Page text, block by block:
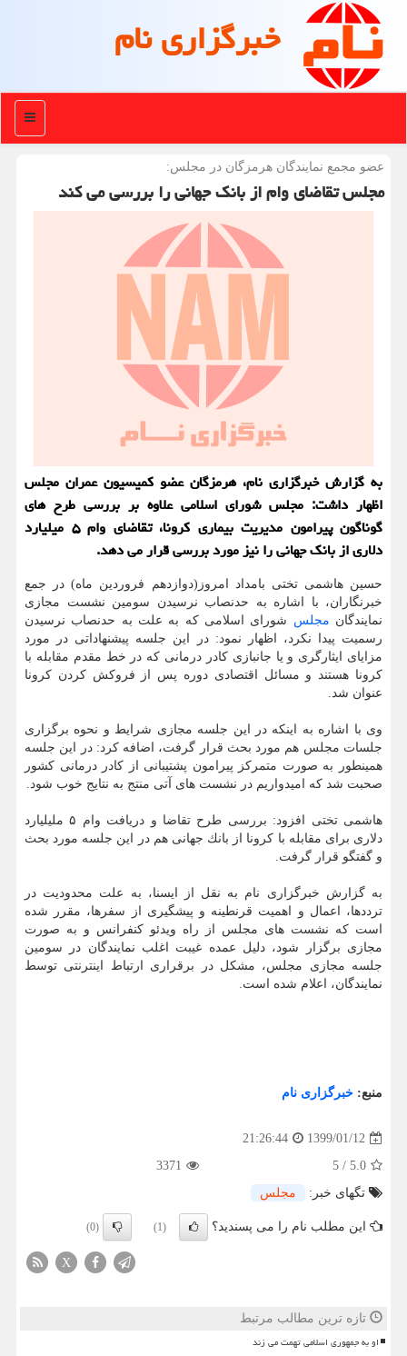
خبرگزاری نام
منو
عضو مجمع نمایندگان هرمزگان در مجلس:
مجلس تقاضای وام از بانك جهانی را بررسی می كند
به گزارش خبرگزاری نام، هرمزگان عضو كمیسیون عمران مجلس
اظهار داشت: مجلس شورای اسلامی علاوه بر بررسی طرح های
گوناگون پیرامون مدیریت بیماری كرونا، تقاضای وام ۵ میلیارد
دلاری از بانك جهانی را نیز مورد بررسی قرار می دهد.
حسین هاشمی تختی بامداد امروز(دوازدهم فروردین ماه) در جمع
خبرنگاران، با اشاره به حدنصاب نرسیدن سومین نشست مجازی
نمایندگان مجلس شورای اسلامی كه به علت به حدنصاب نرسیدن
رسمیت پیدا نكرد، اظهار نمود: در این جلسه پیشنهاداتی در مورد
مزایای ایثارگری و یا جانبازی كادر درمانی كه در خط مقدم مقابله با
كرونا هستند و مسائل اقتصادی دوره پس از فروكش كردن كرونا
عنوان شد.
وی با اشاره به اینكه در این جلسه مجازی شرایط و نحوه برگزاری
جلسات مجلس هم مورد بحث قرار گرفت، اضافه كرد: در این جلسه
همینطور به صورت متمركز پیرامون پشتیبانی از كادر درمانی كشور
صحبت شد كه امیدواریم در نشست های آتی منتج به نتایج خوب شود.
هاشمی تختی افزود: بررسی طرح تقاضا و دریافت وام ۵ ملیلیارد
دلاری برای مقابله با كرونا از بانك جهانی هم در این جلسه مورد بحث
و گفتگو قرار گرفت.
به گزارش خبرگزاری نام به نقل از ایسنا، به علت محدودیت در
ترددها، اعمال و اهمیت قرنطینه و پیشگیری از سفرها، مقرر شده
است كه نشست های مجلس از راه ویدئو كنفرانس و به صورت
مجازی برگزار شود، دلیل عمده غیبت اغلب نمایندگان در سومین
جلسه مجازی مجلس، مشكل در برقراری ارتباط اینترنتی توسط
نمایندگان، اعلام شده است.
منبع: خبرگزاری نام
1399/01/12
21:26:44
5.0
/
5
3371
تگهای خبر:
مجلس
این مطلب نام را می پسندید؟ (1)
(0)
X
تازه ترین مطالب مرتبط
او به جمهوری اسلامی تهمت می زند